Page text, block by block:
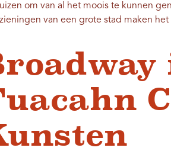
om van al het moois te kunnen
van een grote stad maken